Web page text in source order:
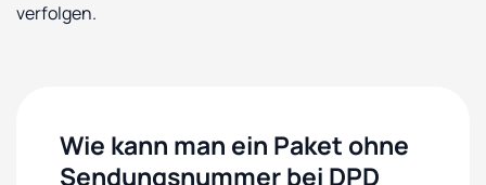
verfolgen.
Wie kann man ein Paket ohne
Sendungsnummer bei DPD